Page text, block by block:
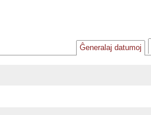
Ĝeneralaj datumoj